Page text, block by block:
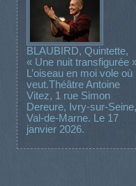
BLAUBIRD, Quintette,
« Une nuit transfigurée
L’oiseau en moi vole où
veut.Théâtre Antoine
Vitez, 1 rue Simon
Dereure, Ivry-sur-Seine,
Val-de-Marne. Le 17
janvier 2026.